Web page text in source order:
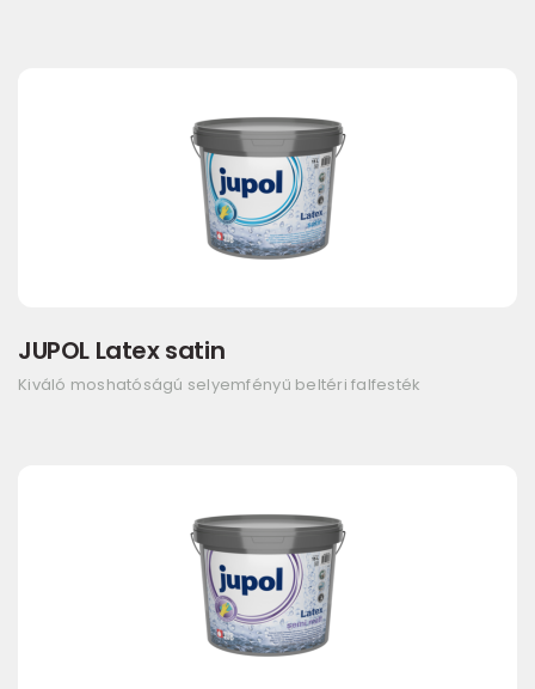
JUPOL Latex satin
Kiváló moshatóságú selyemfényű beltéri falfesték